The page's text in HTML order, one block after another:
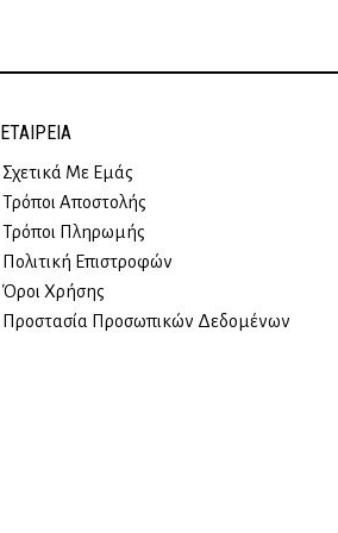
ΕΤΑΙΡΕΊΑ
Σχετικά Με Εμάς
Τρόποι Αποστολής
Τρόποι Πληρωμής
Πολιτική Επιστροφών
Όροι Χρήσης
Προστασία Προσωπικών Δεδομένων